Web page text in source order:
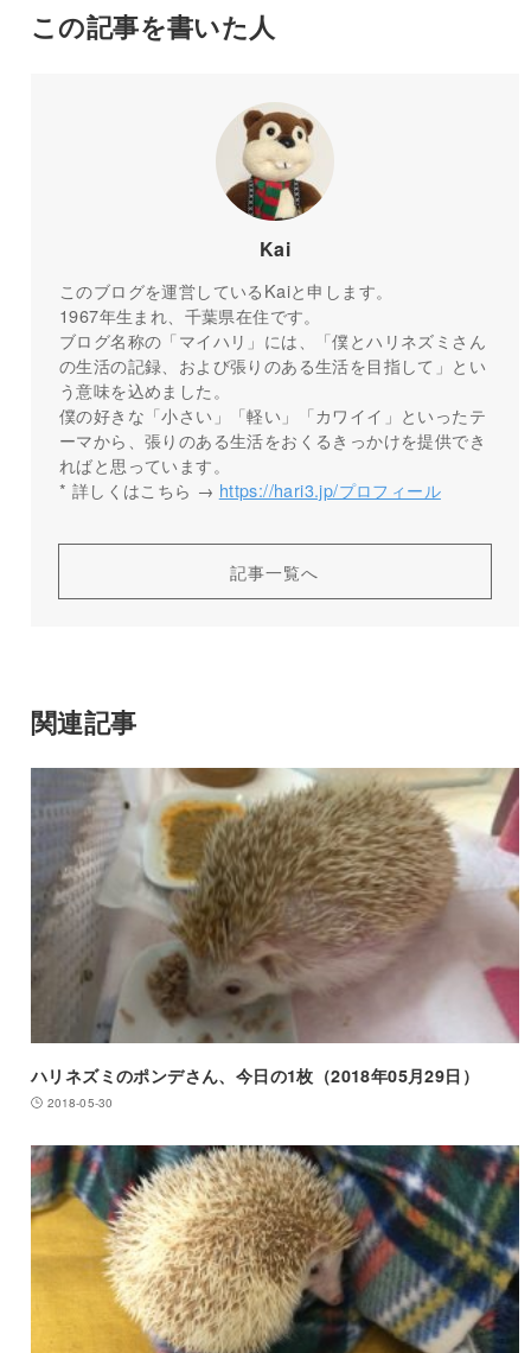
この記事を書いた人
Kai
このブログを運営しているKaiと申します。
1967年生まれ、千葉県在住です。
ブログ名称の「マイハリ」には、「僕とハリネズミさん
の生活の記録、および張りのある生活を目指して」とい
う意味を込めました。
僕の好きな「小さい」「軽い」「カワイイ」といったテ
ーマから、張りのある生活をおくるきっかけを提供でき
ればと思っています。
* 詳しくはこちら → https://hari3.jp/プロフィール
記事一覧へ
関連記事
ハリネズミのポンデさん、今日の1枚（2018年05月29日）
2018-05-30